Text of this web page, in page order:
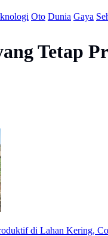
Oto Dunia Gaya
Tetap
di Lahan Kering,